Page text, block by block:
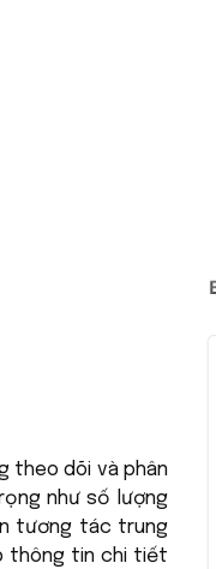
theo dõi và phân
như số lượng
tương tác trung
thông tin chi tiết